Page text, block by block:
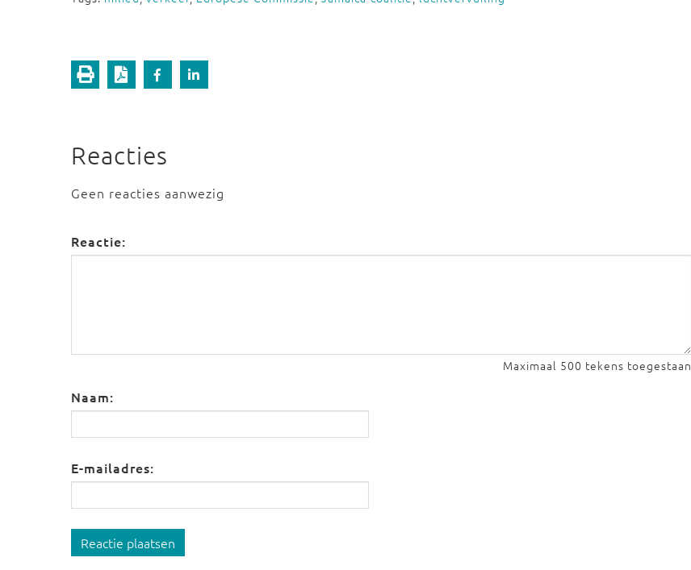
Reacties
Geen reacties aanwezig
Reactie:
Maximaal 500 tekens toegestaan
Naam:
E-mailadres:
Reactie plaatsen